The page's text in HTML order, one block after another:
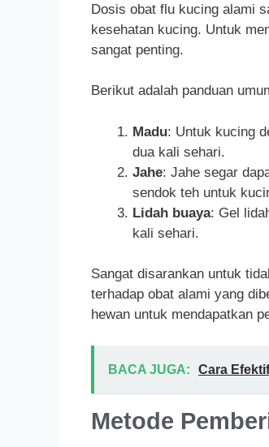
Dosis obat flu kucing alami
kesehatan kucing. Untuk
sangat penting.
Berikut adalah panduan
Madu: Untuk kucing
dua kali sehari.
Jahe: Jahe segar
sendok teh untuk
Lidah buaya: Gel
kali sehari.
Sangat disarankan untuk
terhadap obat alami yang
hewan untuk mendapatkan
BACA JUGA: Cara
Metode